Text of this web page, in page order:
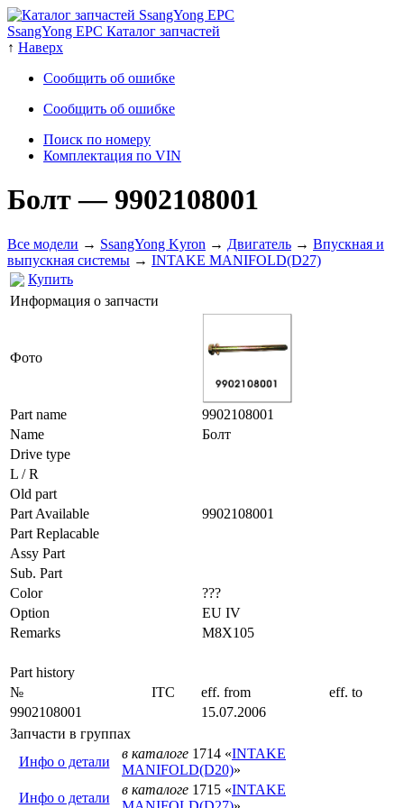
SsangYong EPC Каталог запчастей
↑ Наверх
Сообщить об ошибке
Сообщить об ошибке
Поиск по номеру
Комплектация по VIN
Болт— 9902108001
Все модели → SsangYong Kyron → Двигатель → Впускная и
выпускная системы → INTAKE MANIFOLD(D27)
Купить
Информация о запчасти
Фото
Part name
9902108001
Name
Болт
Drive type
L / R
Old part
Part Available
9902108001
Part Replacable
Assy Part
Sub. Part
Color
???
Option
EU IV
Remarks
M8X105
Part history
№
ITC eff. from
eff. to
9902108001
15.07.2006
Запчасти в группах
Инфо о детали
в каталоге 1714 «INTAKE
MANIFOLD(D20)»
Инфо о детали
в каталоге 1715 «INTAKE